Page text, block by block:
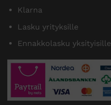
Klarna
Lasku yrityksille
Ennakkolasku yksityisille